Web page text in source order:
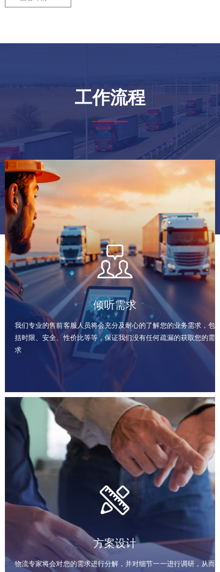
工作流程
——
倾听需求
我们专业的售前客服人员将会充分及耐心的了解您的业务需求，包
括时限、安全、性价比等等，保证我们没有任何疏漏的获取您的需
求
方案设计
物流专家将会对您的需求进行分解，并对细节一一进行调研，从而